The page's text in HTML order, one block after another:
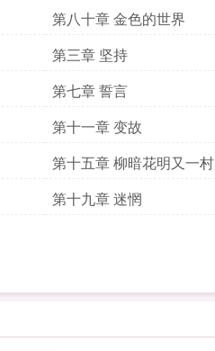
第八十章 金色的世界
第三章 坚持
第七章 誓言
第十一章 变故
第十五章 柳暗花明又一村
第十九章 迷惘